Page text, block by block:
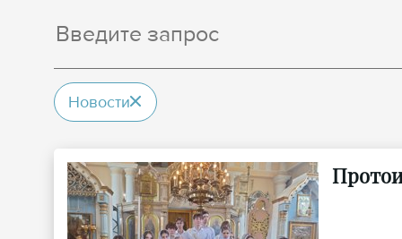
Новости